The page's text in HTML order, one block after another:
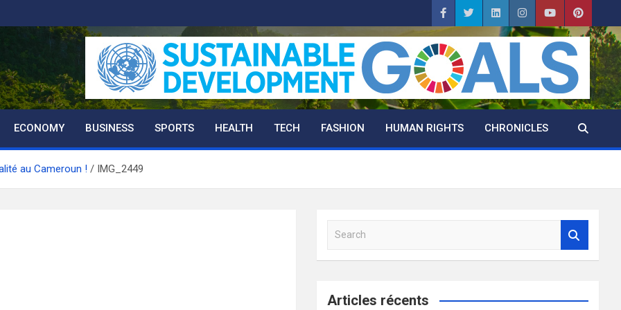
ECONOMY BUSINESS SPORTS HEALTH TECH FASHION HUMAN RIGHTS CHRONICLES
au Cameroun ! IMG_2449
a
c
Articles récents